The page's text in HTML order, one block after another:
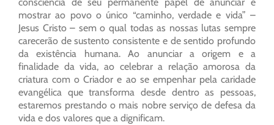
consciência de seu permanente papel de anunciar e
mostrar ao povo o único “caminho, verdade e vida” –
Jesus Cristo – sem o qual todas as nossas lutas sempre
carecerão de sustento consistente e de sentido profundo
da existência humana. Ao anunciar a origem e a
finalidade da vida, ao celebrar a relação amorosa da
criatura com o Criador e ao se empenhar pela caridade
evangélica que transforma desde dentro as pessoas,
estaremos prestando o mais nobre serviço de defesa da
vida e dos valores que a dignificam.